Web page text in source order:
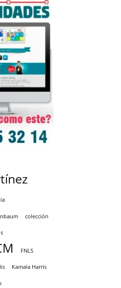
colección
FNLS
Kamala Harris